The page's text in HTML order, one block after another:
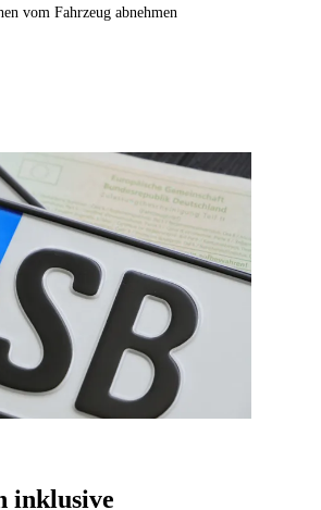
vom Fahrzeug abnehmen
inklusive